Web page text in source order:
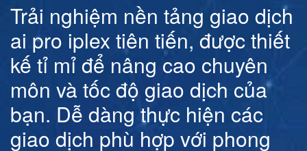
Trải nghiệm nền tảng giao dịch
ai pro iplex tiên tiến, được thiết
kế tỉ mỉ để nâng cao chuyên
môn và tốc độ giao dịch của
bạn. Dễ dàng thực hiện các
giao dịch phù hợp với phong